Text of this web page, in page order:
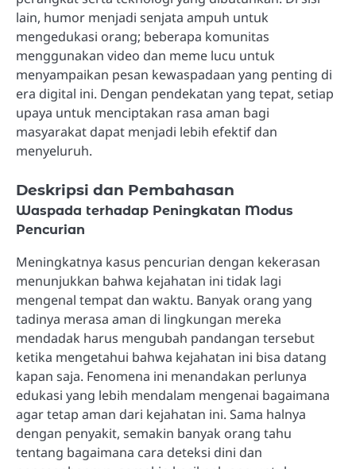
lain, humor menjadi senjata ampuh untuk
mengedukasi orang; beberapa komunitas
menggunakan video dan meme lucu untuk
menyampaikan pesan kewaspadaan yang penting di
era digital ini. Dengan pendekatan yang tepat, setiap
upaya untuk menciptakan rasa aman bagi
masyarakat dapat menjadi lebih efektif dan
menyeluruh.
Deskripsi dan Pembahasan
Waspada terhadap Peningkatan Modus
Pencurian
Meningkatnya kasus pencurian dengan kekerasan
menunjukkan bahwa kejahatan ini tidak lagi
mengenal tempat dan waktu. Banyak orang yang
tadinya merasa aman di lingkungan mereka
mendadak harus mengubah pandangan tersebut
ketika mengetahui bahwa kejahatan ini bisa datang
kapan saja. Fenomena ini menandakan perlunya
edukasi yang lebih mendalam mengenai bagaimana
agar tetap aman dari kejahatan ini. Sama halnya
dengan penyakit, semakin banyak orang tahu
tentang bagaimana cara deteksi dini dan